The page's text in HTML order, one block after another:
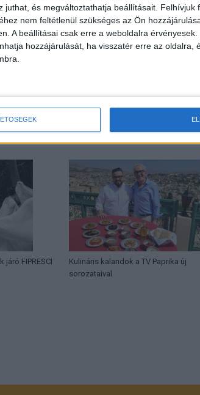
juthat, és megváltoztathatja beállításait. Felhívjuk
nem feltétlenül szükséges az Ön
A beállításai csak erre a weboldalra
hozzájárulását, ha visszatér erre az oldalra,
FIPRESCI
Kulináris kalandok a TV Paprika új
sorozataival